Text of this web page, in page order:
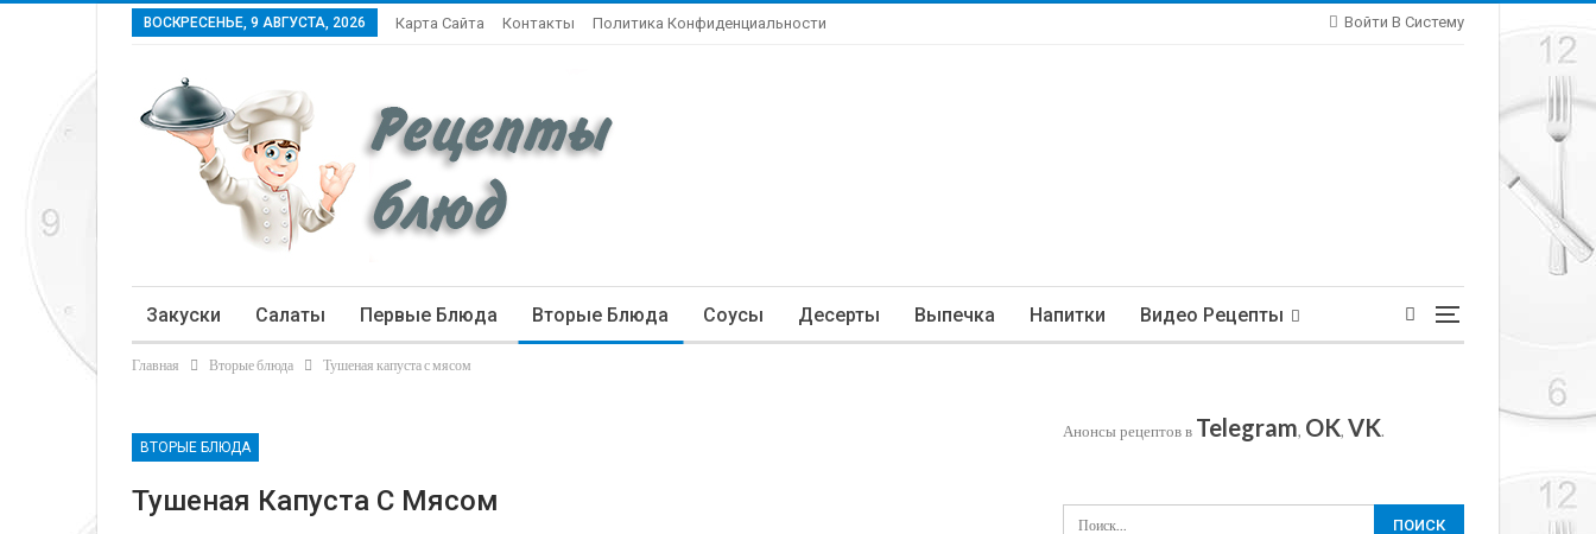
Войти В Систему
ВОСКРЕСЕНЬЕ, 9 АВГУСТА, 2026 Карта Сайта Контакты Политика Конфиденциальности
Закуски Салаты Первые Блюда Вторые Блюда Соусы Десерты Выпечка Напитки Видео Рецепты
Статьи
Главная Вторые блюда Тушеная капуста с мясом
ВТОРЫЕ БЛЮДА
Тушеная Капуста С Мясом
Анонсы рецептов в Telegram, OK, VK.